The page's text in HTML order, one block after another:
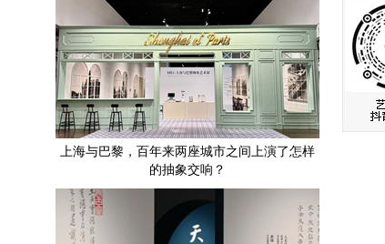
上海与巴黎，百年来两座城市之间上演了怎样
的抽象交响？